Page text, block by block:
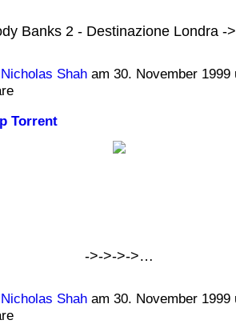
Banks 2 - Destinazione Londra
Nicholas Shaham 30. November
Torrent
->->->->…
Nicholas Shaham 30. November